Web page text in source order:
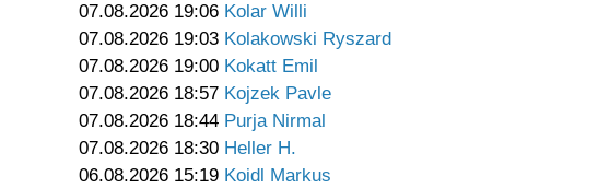
07.08.2026 19:06 Kolar Willi
07.08.2026 19:03 Kolakowski Ryszard
07.08.2026 19:00 Kokatt Emil
07.08.2026 18:57 Kojzek Pavle
07.08.2026 18:44 Purja Nirmal
07.08.2026 18:30 Heller H.
06.08.2026 15:19 Koidl Markus